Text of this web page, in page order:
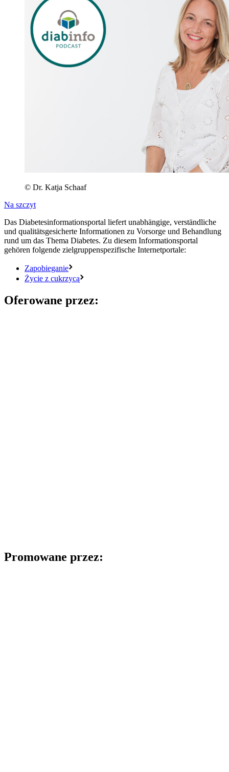
© Dr. Katja Schaaf
Na szczyt
Das Diabetesinformationsportal liefert unabhängige, verständliche
und qualitätsgesicherte Informationen zu Vorsorge und Behandlung
rund um das Thema Diabetes. Zu diesem Informationsportal
gehören folgende zielgruppenspezifische Internetportale:
Zapobieganie
Życie z cukrzycą
Oferowane przez:
Promowane przez: